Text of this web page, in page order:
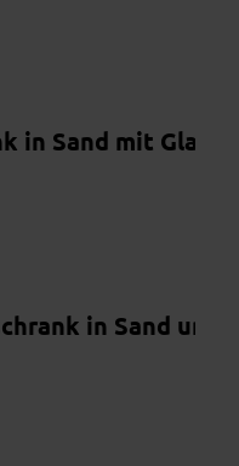
in Sand mit
in Sand und